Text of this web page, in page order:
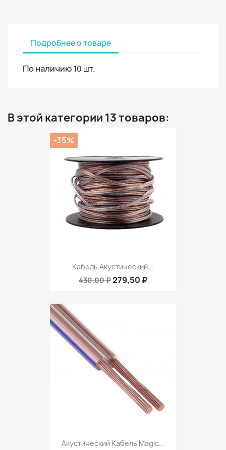
Подробнее о товаре
По наличию 10 шт.
В этой категории 13 товаров:
Кабель Акустический...
430,00 ₽279,50 ₽
-35%
Акустический Кабель Magic...